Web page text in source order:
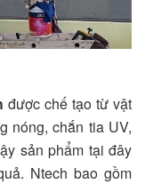
được chế tạo từ vật
nóng, chắn tia UV,
sản phẩm tại đây
Ntech bao gồm